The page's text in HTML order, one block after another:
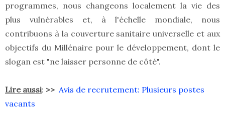
programmes, nous changeons localement la vie des
plus vulnérables et, à l'échelle mondiale, nous
contribuons à la couverture sanitaire universelle et aux
objectifs du Millénaire pour le développement, dont le
slogan est "ne laisser personne de côté".
Lire aussi: >> Avis de recrutement: Plusieurs postes
vacants